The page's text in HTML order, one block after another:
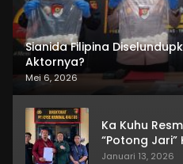
Sianida Filipina
Aktornya?
Mei 6, 2026
Ka Kuhu
“Potong Jari”
Januari 13, 2026